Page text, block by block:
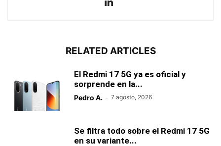
RELATED ARTICLES
El Redmi 17 5G ya es oficial y
sorprende en la...
Pedro A. - 7 agosto, 2026
Se filtra todo sobre el Redmi 17 5G
en su variante...